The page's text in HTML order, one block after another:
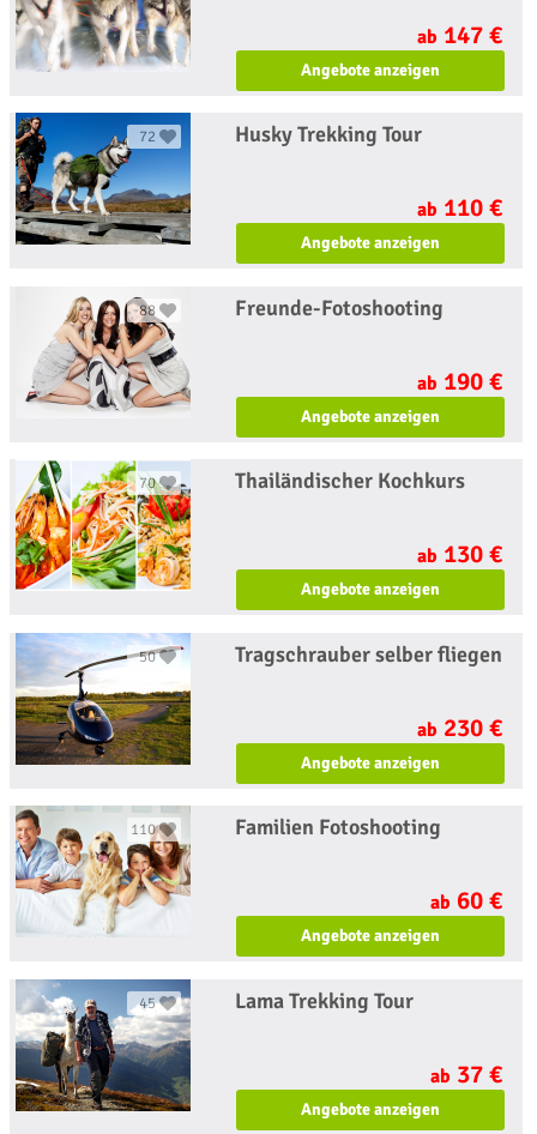
ab 147 €
Angebote anzeigen
72 Husky Trekking Tour
ab 110 €
Angebote anzeigen
88 Freunde-Fotoshooting
ab 190 €
Angebote anzeigen
70 Thailändischer Kochkurs
ab 130 €
Angebote anzeigen
50 Tragschrauber selber fliegen
ab 230 €
Angebote anzeigen
110 Familien Fotoshooting
ab 60 €
Angebote anzeigen
45 Lama Trekking Tour
ab 37 €
Angebote anzeigen